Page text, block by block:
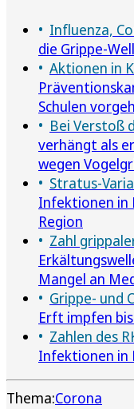
Influenza,
die Grippe-
Aktionen in
Schulen
Bei Verstoß
verhängt als
wegen
Stratus-
Infektionen in
Region
Zahl
Mangel an
Grippe- und
Erft impfen
Zahlen des
Infektionen in
Thema:Corona